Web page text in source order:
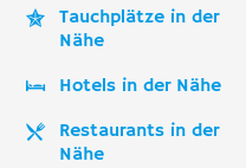
Tauchplätze in der
Nähe
Hotels in der Nähe
Restaurants in der
Nähe